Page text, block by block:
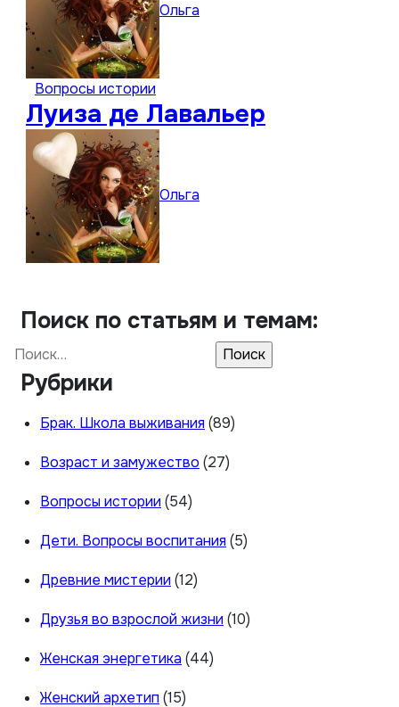
Ольга
Вопросы истории
Луиза де Лавальер
Ольга
Поиск по статьям и темам:
Найти:
Рубрики
Брак. Школа выживания (89)
Возраст и замужество (27)
Вопросы истории (54)
Дети. Вопросы воспитания (5)
Древние мистерии (12)
Друзья во взрослой жизни (10)
Женская энергетика (44)
Женский архетип (15)